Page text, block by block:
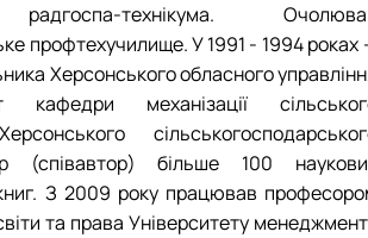
технікума.
профтехучилище. У 1991 - 1994 роках
Херсонського обласного
кафедри механізації
(співавтор) більше 100
книг. З 2009 року працював
та права Університету